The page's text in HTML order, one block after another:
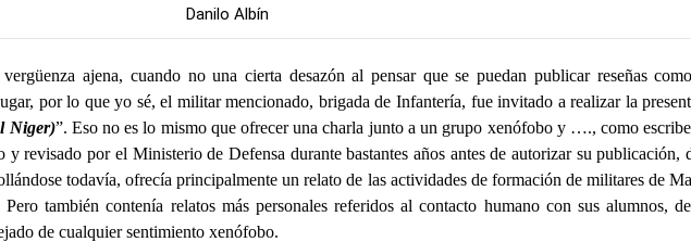
Danilo Albín
ajena, cuando no una cierta desazón al pensar que se puedan publicar reseñas
por lo que yo sé, el militar mencionado, brigada de Infantería, fue invitado a realizar la
Niger)”. Eso no es lo mismo que ofrecer una charla junto a un grupo xenófobo y …., como
revisado por el Ministerio de Defensa durante bastantes años antes de autorizar su publicación,
todavía, ofrecía principalmente un relato de las actividades de formación de militares de
Pero también contenía relatos más personales referidos al contacto humano con sus alumnos,
de cualquier sentimiento xenófobo.